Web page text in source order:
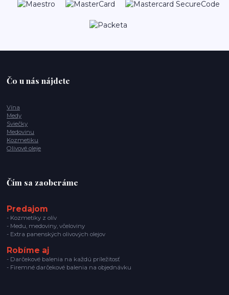
Čo u nás nájdete
Vína
Medy
Sviečky
Medovinu
Kozmetiku
Olivové oleje
Čím sa zaoberáme
Predajom
- Kozmetiky z olív
- Medu, medoviny, včeloviny
- Extra panenských olivových olejov
Robíme aj
- Darčekové balenia na každú príležitosť
- Firemné darčekové balenia na objednávku